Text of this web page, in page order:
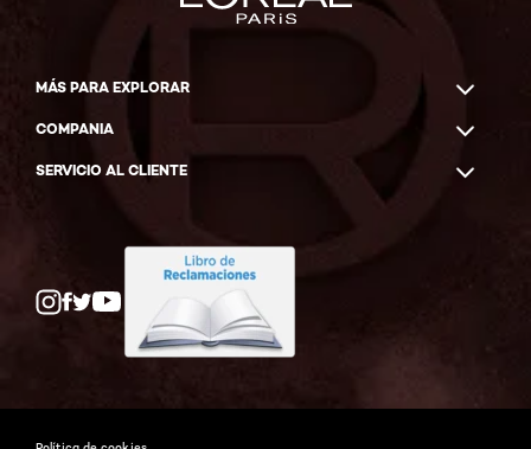
MÁS PARA EXPLORAR
COMPANIA
SERVICIO AL CLIENTE
Facebook
YouTube